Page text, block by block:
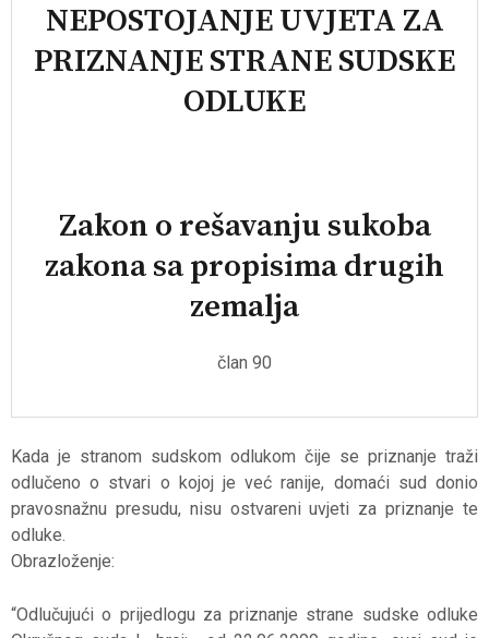
NEPOSTOJANJE UVJETA ZA
PRIZNANJE STRANE SUDSKE
ODLUKE
Zakon o rešavanju sukoba
zakona sa propisima drugih
zemalja
član 90
Kada je stranom sudskom odlukom čije se priznanje traži
odlučeno o stvari o kojoj je već ranije, domaći sud donio
pravosnažnu presudu, nisu ostvareni uvjeti za priznanje te
odluke.
Obrazloženje:
“Odlučujući o prijedlogu za priznanje strane sudske odluke